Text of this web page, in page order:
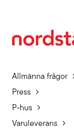
Allmänna frågor
Press
P-hus
Varuleverans